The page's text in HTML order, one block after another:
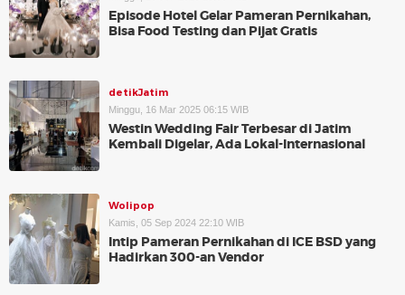
Episode Hotel Gelar Pameran Pernikahan,
Bisa Food Testing dan Pijat Gratis
detikJatim
Minggu, 16 Mar 2025 06:15 WIB
Westin Wedding Fair Terbesar di Jatim
Kembali Digelar, Ada Lokal-Internasional
Wolipop
Kamis, 05 Sep 2024 22:10 WIB
Intip Pameran Pernikahan di ICE BSD yang
Hadirkan 300-an Vendor